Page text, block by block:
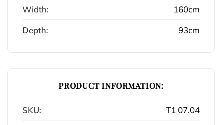
Width:
160cm
Depth:
93cm
PRODUCT INFORMATION:
SKU:
T1 07.04